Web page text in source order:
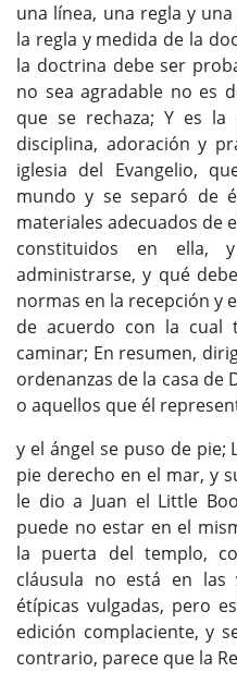
una línea, una regla y
la regla y medida de la
la doctrina debe ser
no sea agradable no es
que se rechaza; Y es
disciplina, adoración y
iglesia del Evangelio,
mundo y se separó de
materiales adecuados de
constituidos en ella,
administrarse, y qué
normas en la recepción y
de acuerdo con la cual
caminar; En resumen,
ordenanzas de la casa de
o aquellos que él
y el ángel se puso de pie;
pie derecho en el mar, y
le dio a Juan el Little
puede no estar en el
la puerta del templo,
cláusula no está en las
étípicas vulgadas, pero
edición complaciente, y
contrario, parece que la